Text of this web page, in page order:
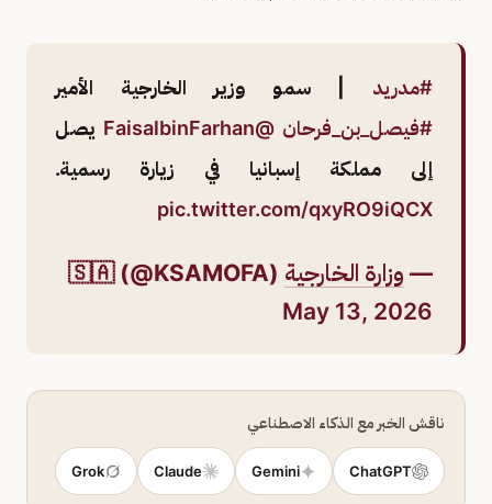
#مدريد | سمو وزير الخارجية الأمير
#فيصل_بن_فرحان @FaisalbinFarhan
يصل
إلى مملكة إسبانيا في زيارة رسمية.
pic.twitter.com/qxyRO9iQCX
— وزارة الخارجية
May 13, 2026
ناقش الخبر مع الذكاء الاصطناعي
ChatGPT
Gemini
Claude
Grok